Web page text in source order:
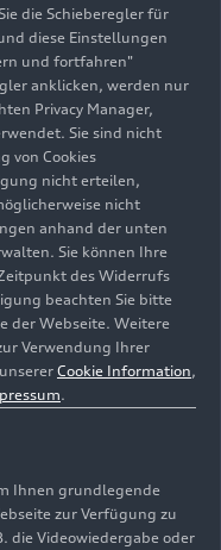
der neue
RS Q8
die Schieberegler für
diese Einstellungen
und fortfahren"
anklicken, werden nur
Privacy Manager,
Sie sind nicht
von Cookies
nicht erteilen,
nicht
anhand der unten
Sie können Ihre
des Widerrufs
beachten Sie bitte
der Webseite. Weitere
Verwendung Ihrer
Cookie Information,
.
Ihnen grundlegende
zur Verfügung zu
die Videowiedergabe oder